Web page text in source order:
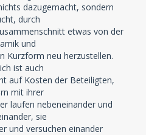
dazugemacht, sondern
durch
etwas von der
und
Kurzform neu herzustellen.
ist auch
auf Kosten der Beteiligten,
mit ihrer
laufen nebeneinander und
sie
und versuchen einander